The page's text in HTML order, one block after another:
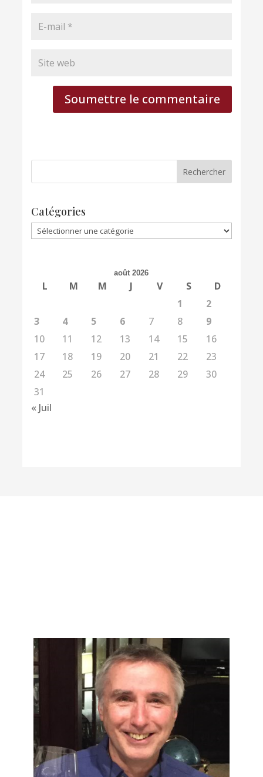
Soumettre le commentaire
Catégories
Catégories
août 2026
L M M J V S
D
1
2
3
4 5 6 7 8
9
10
11 12 13 14 15
16
17
18 19 20 21 22
23
24
25 26 27 28 29
30
31
« Juil